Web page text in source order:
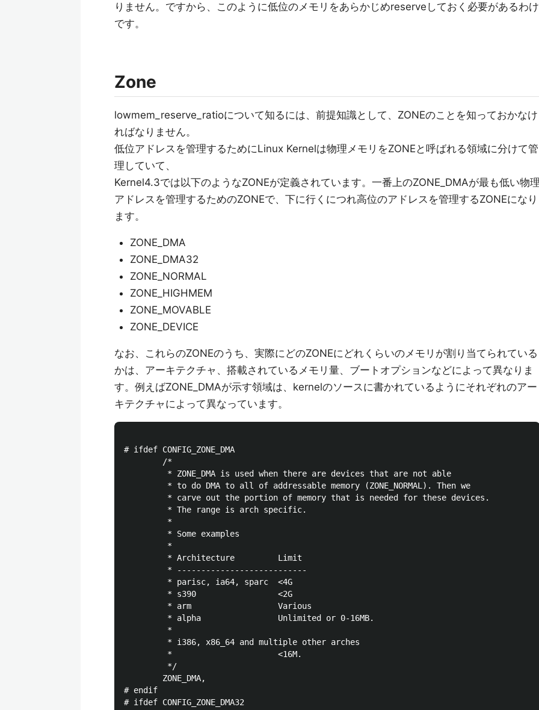
りません。ですから、このように低位のメモリをあらかじめreserveしておく必要があるわけ
です。
Zone
lowmem_reserve_ratioについて知るには、前提知識として、ZONEのことを知っておかなけ
ればなりません。
低位アドレスを管理するためにLinux Kernelは物理メモリをZONEと呼ばれる領域に分けて管
理していて、
Kernel4.3では以下のようなZONEが定義されています。一番上のZONE_DMAが最も低い物
アドレスを管理するためのZONEで、下に行くにつれ高位のアドレスを管理するZONEになり
ます。
ZONE_DMA
ZONE_DMA32
ZONE_NORMAL
ZONE_HIGHMEM
ZONE_MOVABLE
ZONE_DEVICE
なお、これらのZONEのうち、実際にどのZONEにどれくらいのメモリが割り当てられている
かは、アーキテクチャ、搭載されているメモリ量、ブートオプションなどによって異なりま
す。例えばZONE_DMAが示す領域は、kernelのソースに書かれているようにそれぞれのアー
キテクチャによって異なっています。
# ifdef CONFIG_ZONE_DMA
        /*
         * ZONE_DMA is used when there are devices that are not able
         * to do DMA to all of addressable memory (ZONE_NORMAL). Then we
         * carve out the portion of memory that is needed for these devices.
         * The range is arch specific.
         *
         * Some examples
         *
         * Architecture         Limit
         * ---------------------------
         * parisc, ia64, sparc  <4G
         * s390                 <2G
         * arm                  Various
         * alpha                Unlimited or 0-16MB.
         *
         * i386, x86_64 and multiple other arches
         *                      <16M.
         */
        ZONE_DMA,
# endif